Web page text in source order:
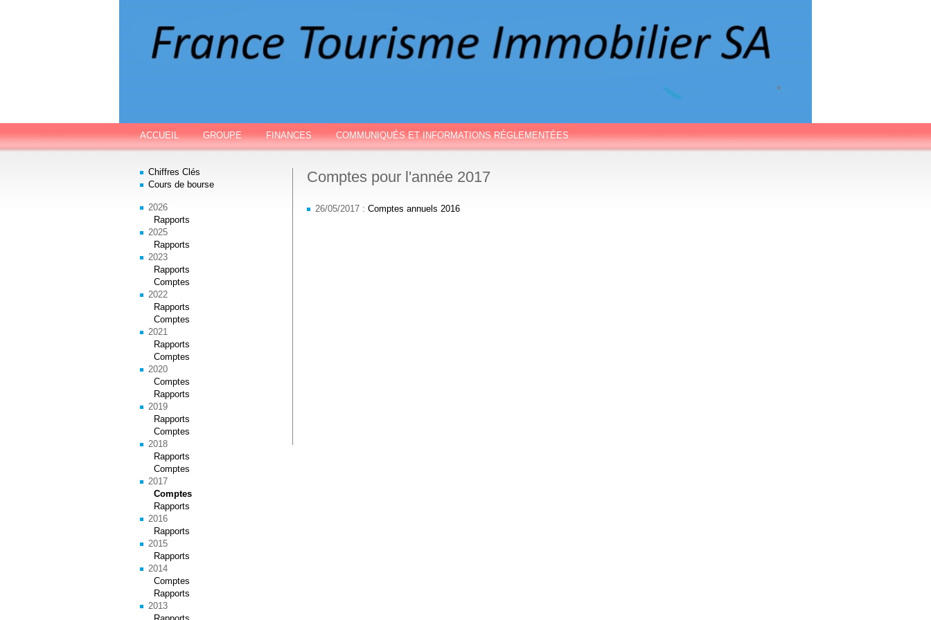
ACCUEIL GROUPE FINANCES COMMUNIQUÉS ET INFORMATIONS RÉGLEMENTÉES
Chiffres Clés
Cours de bourse
2026
Rapports
2025
Rapports
2023
Rapports
Comptes
2022
Rapports
Comptes
2021
Rapports
Comptes
2020
Comptes
Rapports
2019
Rapports
Comptes
2018
Rapports
Comptes
2017
Comptes
Rapports
2016
Rapports
2015
Rapports
2014
Comptes
Rapports
2013
Comptes pour l'année 2017
26/05/2017 : Comptes annuels 2016